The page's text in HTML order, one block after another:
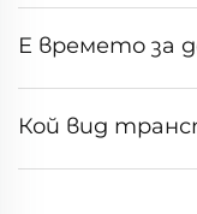
Е времето за
Кой вид